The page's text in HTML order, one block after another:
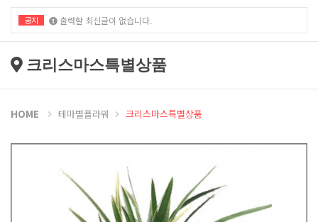
공지 출력할 최신글이 없습니다.
출력할 최신글이 없습니다.
크리스마스특별상품
HOME 테마별플라워 크리스마스특별상품